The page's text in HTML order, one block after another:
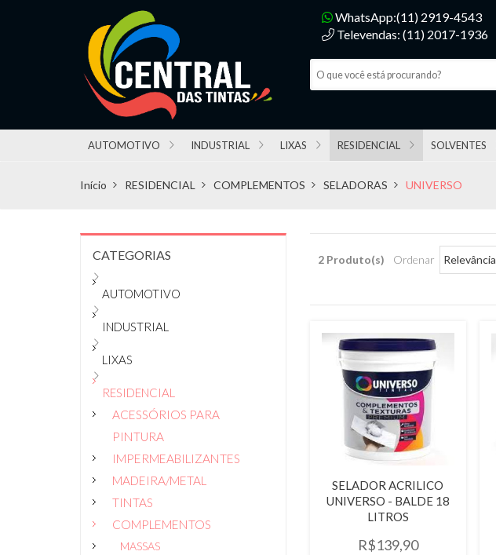
WhatsApp:(11) 2919-4543
Televendas: (11) 2017-1936
AUTOMOTIVO INDUSTRIAL LIXAS RESIDENCIAL SOLVENTES
Início RESIDENCIAL COMPLEMENTOS SELADORAS UNIVERSO
CATEGORIAS
AUTOMOTIVO
INDUSTRIAL
LIXAS
RESIDENCIAL
ACESSÓRIOS PARA
PINTURA
IMPERMEABILIZANTES
MADEIRA/METAL
TINTAS
COMPLEMENTOS
MASSAS
2 Produto(s) Ordenar Relevância
Quickview
SELADOR ACRILICO
UNIVERSO - BALDE 18
LITROS
R$139,90